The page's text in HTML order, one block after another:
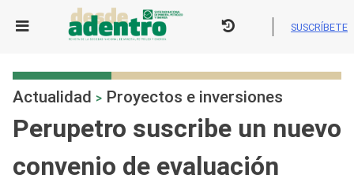
SUSCRÍBETE
Actualidad > Proyectos e inversiones
Perupetro suscribe un nuevo
convenio de evaluación